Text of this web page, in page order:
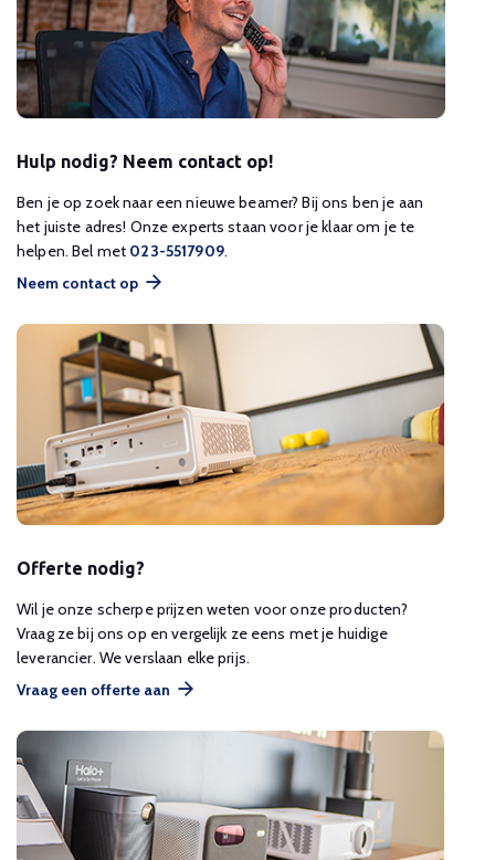
Hulp nodig? Neem contact op!
Ben je op zoek naar een nieuwe beamer? Bij ons ben je aan
het juiste adres! Onze experts staan voor je klaar om je te
helpen. Bel met 023-5517909.
Neem contact op
Offerte nodig?
Wil je onze scherpe prijzen weten voor onze producten?
Vraag ze bij ons op en vergelijk ze eens met je huidige
leverancier. We verslaan elke prijs.
Vraag een offerte aan